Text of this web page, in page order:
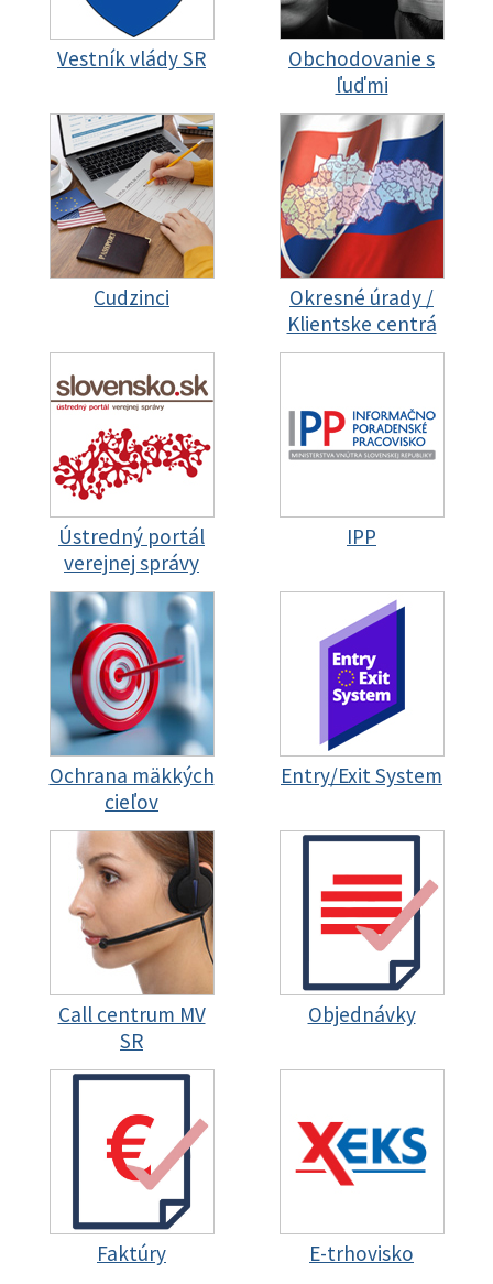
Vestník vlády SR
Obchodovanie s
ľuďmi
Cudzinci
Okresné úrady /
Klientske centrá
Ústredný portál
verejnej správy
IPP
Ochrana mäkkých
cieľov
Entry/Exit System
Call centrum MV
SR
Objednávky
Faktúry E-trhovisko